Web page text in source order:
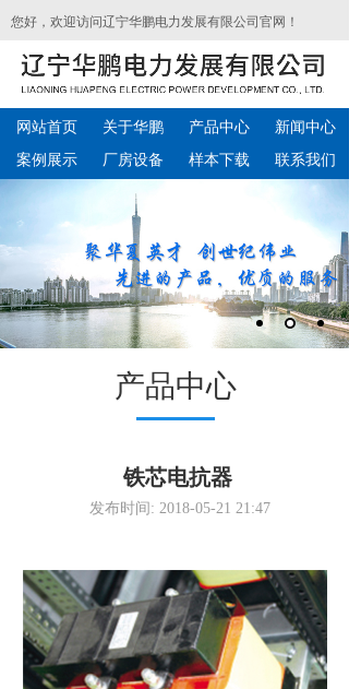
您好，欢迎访问辽宁华鹏电力发展有限公司官网！
网站首页 关于华鹏 产品中心
新闻中心
案例展示
厂房设备 样本下载 联系我们
产品中心
铁芯电抗器
发布时间: 2018-05-21 21:47